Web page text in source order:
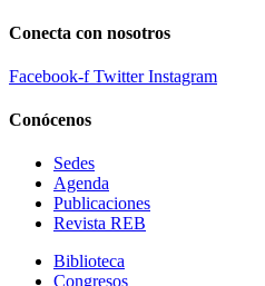
Conecta con nosotros
Facebook-f Twitter Instagram
Conócenos
Sedes
Agenda
Publicaciones
Revista REB
Biblioteca
Congresos